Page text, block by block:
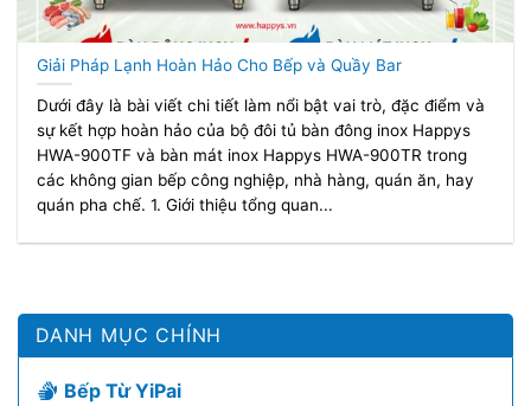
Giải Pháp Lạnh Hoàn Hảo Cho Bếp và Quầy Bar
Dưới đây là bài viết chi tiết làm nổi bật vai trò, đặc điểm và
sự kết hợp hoàn hảo của bộ đôi tủ bàn đông inox Happys
HWA-900TF và bàn mát inox Happys HWA-900TR trong
các không gian bếp công nghiệp, nhà hàng, quán ăn, hay
quán pha chế. 1. Giới thiệu tổng quan...
DANH MỤC CHÍNH
Bếp Từ YiPai